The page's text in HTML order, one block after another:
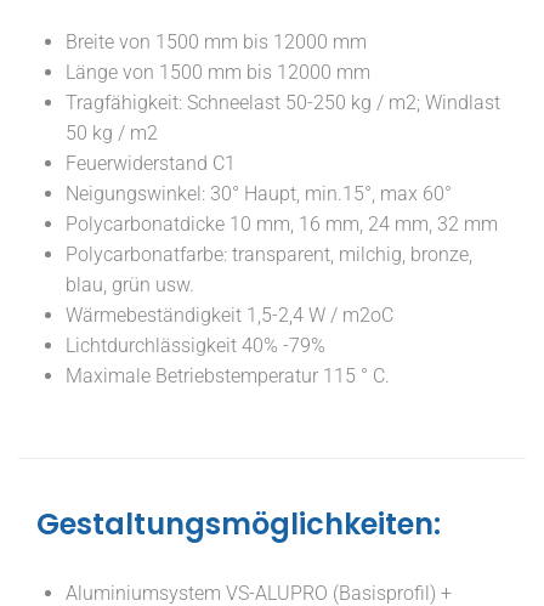
Breite von 1500 mm bis 12000 mm
Länge von 1500 mm bis 12000 mm
Tragfähigkeit: Schneelast 50-250 kg / m2; Windlast
50 kg / m2
Feuerwiderstand C1
Neigungswinkel: 30° Haupt, min.15°, max 60°
Polycarbonatdicke 10 mm, 16 mm, 24 mm, 32 mm
Polycarbonatfarbe: transparent, milchig, bronze,
blau, grün usw.
Wärmebeständigkeit 1,5-2,4 W / m2oC
Lichtdurchlässigkeit 40% -79%
Maximale Betriebstemperatur 115 ° C.
Gestaltungsmöglichkeiten:
Aluminiumsystem VS-ALUPRO (Basisprofil) +